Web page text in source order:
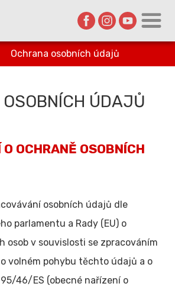
Ochrana osobních údajů
ÚDAJŮ
OCHRANĚ OSOBNÍCH
osobních údajů dle
parlamentu a Rady (EU) o
osob v souvislosti se zpracováním
volném pohybu těchto údajů a o
46/ES (obecné nařízení o